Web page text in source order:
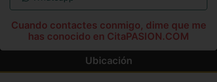
Cuando contactes conmigo, dime que me
has conocido en CitaPASION.COM
Ubicación